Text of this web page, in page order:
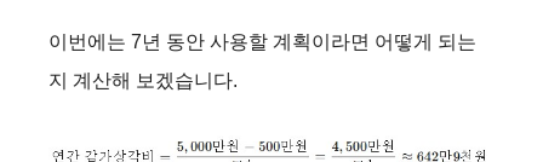
이번에는 7년 동안 사용할 계획이라면 어떻게 되는
지 계산해 보겠습니다.